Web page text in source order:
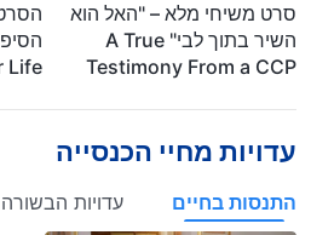
סרט משיחי מלא – "האל הוא
השיר בתוך לבי" A True
Testimony From a CCP
Life
עדויות מחיי הכנסייה
התנסות בחיים עדויות הבשורה